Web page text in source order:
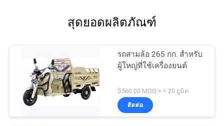
สุดยอดผลิตภัณฑ์
รถสามล้อ 265 กก. สำหรับ
ผู้ใหญ่ที่ใช้เครื่องยนต์
$560.00 MOQ:> = 20 ยูนิต
ติดต่อ